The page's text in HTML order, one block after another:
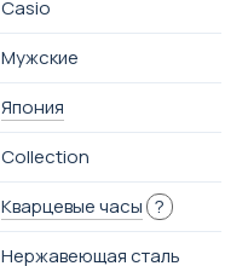
Casio
Мужские
Япония
Collection
Кварцевые часы ?
Нержавеющая сталь